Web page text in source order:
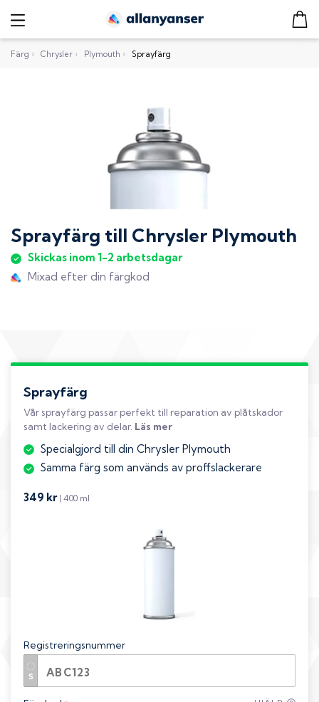
Färg › Chrysler › Plymouth › Sprayfärg
Sprayfärg till Chrysler Plymouth
Skickas inom 1-2 arbetsdagar
Mixad efter din färgkod
Sprayfärg
Vår sprayfärg passar perfekt till reparation av plåtskador
samt lackering av delar. Läs mer
Specialgjord till din Chrysler Plymouth
Samma färg som används av proffslackerare
349 kr| 400 ml
Registreringsnummer